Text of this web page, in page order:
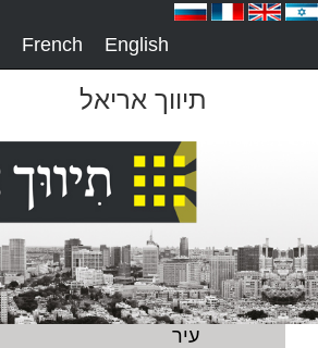
French English
תיווך אריאל
עיר